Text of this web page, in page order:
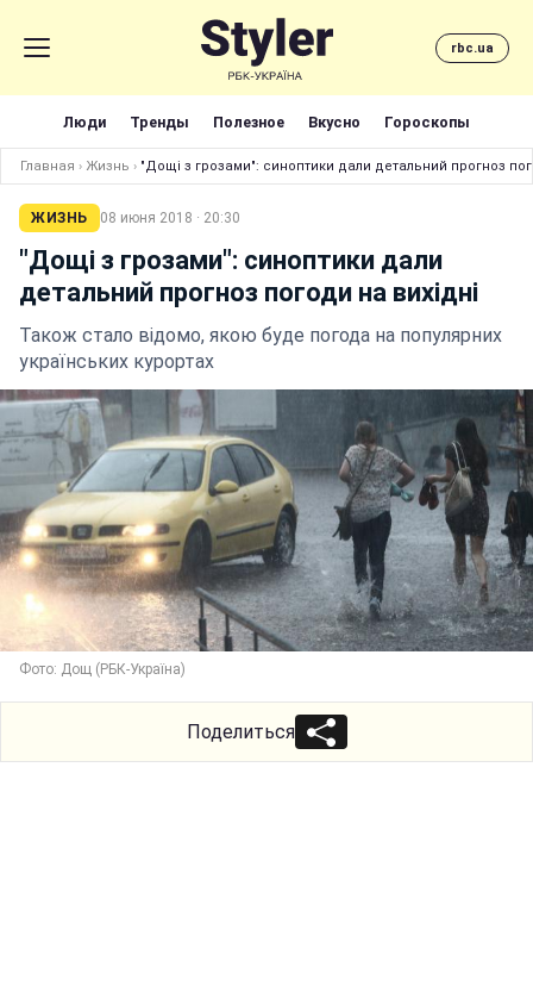
rbc.ua
Люди Тренды Полезное Вкусно Гороскопы
Главная › Жизнь › "Дощі з грозами": синоптики дали детальний прогноз
ЖИЗНЬ 08 июня 2018 · 20:30
"Дощі з грозами": синоптики дали
детальний прогноз погоди на вихідні
Також стало відомо, якою буде погода на популярних
українських курортах
Фото: Дощ (РБК-Україна)
Поделиться